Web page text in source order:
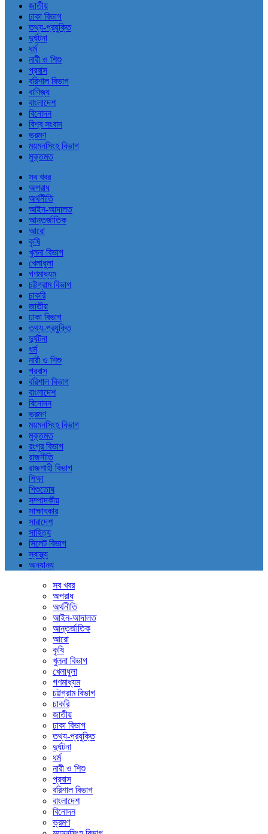
জাতীয়
ঢাকা বিভাগ
তথ্য-প্রযুক্তি
দুর্ঘটনা
ধর্ম
নারী ও শিশু
প্রবাস
বরিশাল বিভাগ
বাণিজ্য
বাংলাদেশ
বিনোদন
বিশ্ব সংবাদ
ভ্রমণ
ময়মনসিংহ বিভাগ
মুক্তমত
সব খবর
অপরাধ
অর্থনীতি
আইন-আদালত
আন্তর্জাতিক
আরো
কৃষি
খুলনা বিভাগ
খেলাধুলা
গণমাধ্যম
চট্টগ্রাম বিভাগ
চাকরি
জাতীয়
ঢাকা বিভাগ
তথ্য-প্রযুক্তি
দুর্ঘটনা
ধর্ম
নারী ও শিশু
প্রবাস
বরিশাল বিভাগ
বাংলাদেশ
বিনোদন
ভ্রমণ
ময়মনসিংহ বিভাগ
মুক্তমত
রংপুর বিভাগ
রাজনীতি
রাজশাহী বিভাগ
শিক্ষা
শিশুতোষ
সম্পাদকীয়
সাক্ষাৎকার
সারাদেশ
সাহিত্য
সিলেট বিভাগ
স্বাস্থ্য
অন্যান্য
সব খবর
অপরাধ
অর্থনীতি
আইন-আদালত
আন্তর্জাতিক
আরো
কৃষি
খুলনা বিভাগ
খেলাধুলা
গণমাধ্যম
চট্টগ্রাম বিভাগ
চাকরি
জাতীয়
ঢাকা বিভাগ
তথ্য-প্রযুক্তি
দুর্ঘটনা
ধর্ম
নারী ও শিশু
প্রবাস
বরিশাল বিভাগ
বাংলাদেশ
বিনোদন
ভ্রমণ